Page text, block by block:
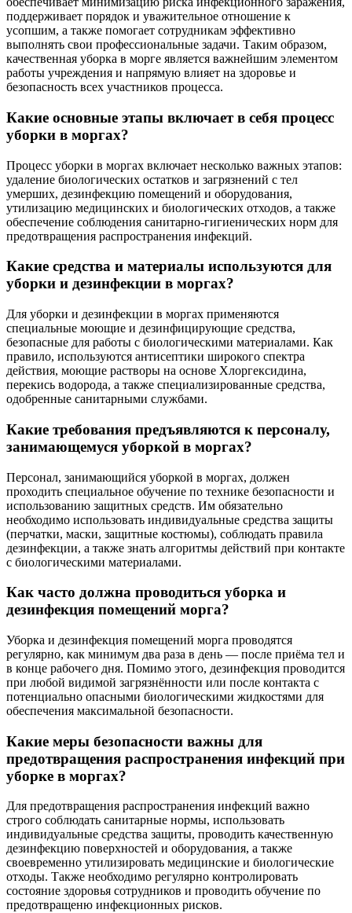
поддерживает порядок и уважительное отношение к
усопшим, а также помогает сотрудникам эффективно
выполнять свои профессиональные задачи. Таким образом,
качественная уборка в морге является важнейшим элементом
работы учреждения и напрямую влияет на здоровье и
безопасность всех участников процесса.
Какие основные этапы включает в себя процесс
уборки в моргах?
Процесс уборки в моргах включает несколько важных этапов:
удаление биологических остатков и загрязнений с тел
умерших, дезинфекцию помещений и оборудования,
утилизацию медицинских и биологических отходов, а также
обеспечение соблюдения санитарно-гигиенических норм для
предотвращения распространения инфекций.
Какие средства и материалы используются для
уборки и дезинфекции в моргах?
Для уборки и дезинфекции в моргах применяются
специальные моющие и дезинфицирующие средства,
безопасные для работы с биологическими материалами. Как
правило, используются антисептики широкого спектра
действия, моющие растворы на основе Хлоргексидина,
перекись водорода, а также специализированные средства,
одобренные санитарными службами.
Какие требования предъявляются к персоналу,
занимающемуся уборкой в моргах?
Персонал, занимающийся уборкой в моргах, должен
проходить специальное обучение по технике безопасности и
использованию защитных средств. Им обязательно
необходимо использовать индивидуальные средства защиты
(перчатки, маски, защитные костюмы), соблюдать правила
дезинфекции, а также знать алгоритмы действий при контакте
с биологическими материалами.
Как часто должна проводиться уборка и
дезинфекция помещений морга?
Уборка и дезинфекция помещений морга проводятся
регулярно, как минимум два раза в день — после приёма тел и
в конце рабочего дня. Помимо этого, дезинфекция проводится
при любой видимой загрязнённости или после контакта с
потенциально опасными биологическими жидкостями для
обеспечения максимальной безопасности.
Какие меры безопасности важны для
предотвращения распространения инфекций при
уборке в моргах?
Для предотвращения распространения инфекций важно
строго соблюдать санитарные нормы, использовать
индивидуальные средства защиты, проводить качественную
дезинфекцию поверхностей и оборудования, а также
своевременно утилизировать медицинские и биологические
отходы. Также необходимо регулярно контролировать
состояние здоровья сотрудников и проводить обучение по
предотвращеню инфекционных рисков.